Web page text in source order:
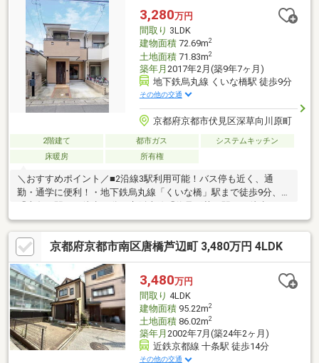
約！カレンダーから見学日を選ぶだけ。・夜中でも早朝でも、そ
の場で見学の予約確定できます！3,280万円
間取り 3LDK
建物面積72.69m2
土地面積71.83m2
築年月 2017年2月(築9年7ヶ月)
地下鉄烏丸線 くいな橋駅 徒歩9分
その他の交通
京都府京都市伏見区深草向川原町
2階建て 都市ガス
システムキッチン
床暖房
所有権
＼おすすめポイント／■2沿線3駅利用可能！バス停も近く、通
勤・通学に便利！・地下鉄烏丸線「くいな橋」駅まで徒歩9分、
分・京都市営バス「深草下川原」停まで徒歩3分■徒歩圏内に買物
施設充実■平成29年2月築の築浅戸建！室内丁寧にお使いです♪■北
西・南東の二方に接面しており、陽当たり・通風良好！■全居室
収納付き3LDK！ ロフトもあり、かさばるお荷物もスッキリ片付
けられます！■LDKに床暖房2面有！ 寒い日も足元が冷えず快適
にお過ごしいただけます。現在空家につきお好きな日時でご内覧
いただけます！お気軽にお問合せください！
京都府京都市南区唐橋芦辺町 3,480万円 4LDK
3,480万円
間取り 4LDK
建物面積95.22m2
土地面積86.02m2
築年月 2002年7月(築24年2ヶ月)
近鉄京都線 十条駅 徒歩14分
その他の交通